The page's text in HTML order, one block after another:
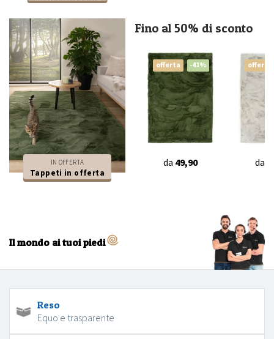
IN OFFERTA
Tappeti in offerta
Fino al 50% di sconto
offerta -41%
da 49,90
offerta
da
Il mondo ai tuoi piedi
Reso
Equo e trasparente